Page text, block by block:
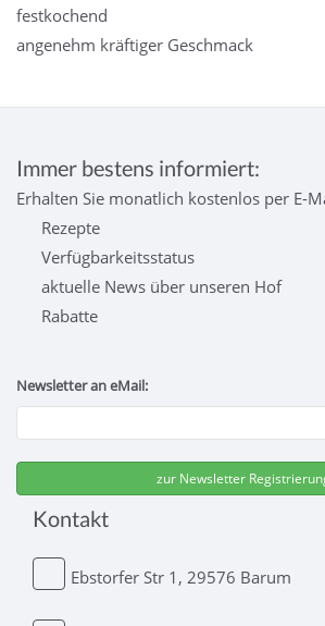
festkochend
angenehm kräftiger Geschmack
Immer bestens informiert:
Erhalten Sie monatlich kostenlos per E-
Rezepte
Verfügbarkeitsstatus
aktuelle News über unseren Hof
Rabatte
Newsletter an eMail:
Kontakt
Ebstorfer Str 1, 29576 Barum